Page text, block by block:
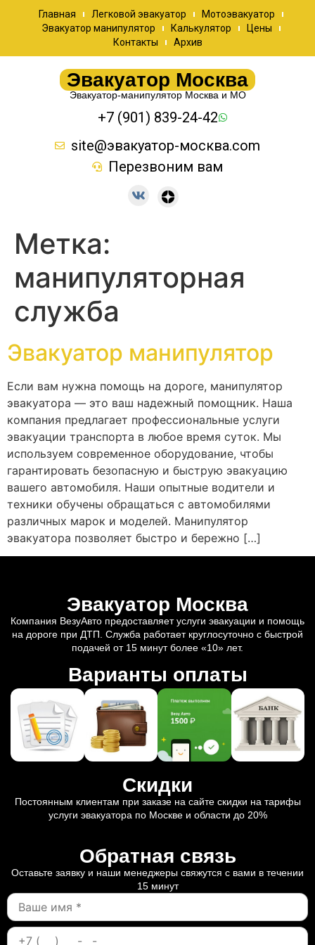
Главная Легковой эвакуатор
Мотоэвакуатор
Эвакуатор манипулятор
Калькулятор
Цены
Контакты
Архив
Эвакуатор Москва
Эвакуатор-манипулятор Москва и МО
+7 (901) 839-24-42
site@эвакуатор-москва.com
Перезвоним вам
Метка:
манипуляторная
служба
Эвакуатор манипулятор
Если вам нужна помощь на дороге, манипулятор
эвакуатора — это ваш надежный помощник. Наша
компания предлагает профессиональные услуги
эвакуации транспорта в любое время суток. Мы
используем современное оборудование, чтобы
гарантировать безопасную и быструю эвакуацию
вашего автомобиля. Наши опытные водители и
техники обучены обращаться с автомобилями
различных марок и моделей. Манипулятор
эвакуатора позволяет быстро и бережно […]
Эвакуатор Москва
Компания ВезуАвто предоставляет услуги эвакуации и помощь
на дороге при ДТП. Служба работает круглосуточно с быстрой
подачей от 15 минут более «10» лет.
Варианты оплаты
Скидки
Постоянным клиентам при заказе на сайте скидки на тарифы
услуги эвакуатора по Москве и области до 20%
Обратная связь
Оставьте заявку и наши менеджеры свяжутся с вами в течении
15 минут